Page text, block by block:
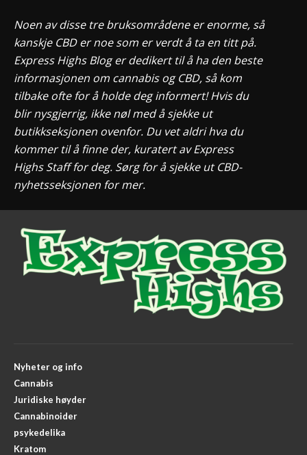
Noen av disse tre bruksområdene er enorme, så
kanskje CBD er noe som er verdt å ta en titt på.
Express Highs Blog er dedikert til å ha den beste
informasjonen om cannabis og CBD, så kom
tilbake ofte for å holde deg informert! Hvis du
blir nysgjerrig, ikke nøl med å sjekke ut
butikkseksjonen ovenfor. Du vet aldri hva du
kommer til å finne der, kuratert av Express
Highs Staff for deg. Sørg for å sjekke ut CBD-
nyhetsseksjonen for mer.
Nyheter og info
Cannabis
Juridiske høyder
Cannabinoider
psykedelika
Kratom